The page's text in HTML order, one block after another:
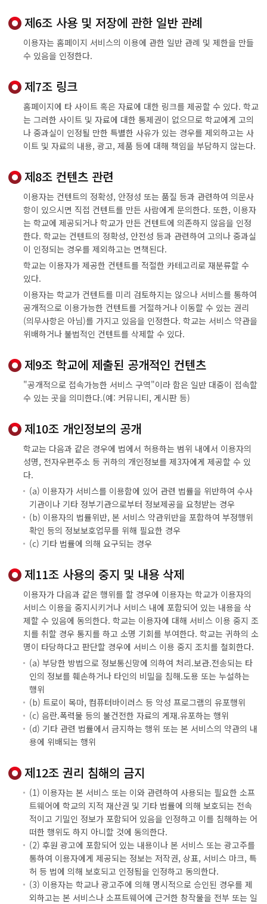
제6조 사용 및 저장에 관한 일반 관례
이용자는 홈페이지 서비스의 이용에 관한 일반 관례 및 제한을 만들
수 있음을 인정한다.
제7조 링크
홈페이지에 타 사이트 혹은 자료에 대한 링크를 제공할 수 있다. 학교
는 그러한 사이트 및 자료에 대한 통제권이 없으므로 학교에게 고의
나 중과실이 인정될 만한 특별한 사유가 있는 경우를 제외하고는 사
이트 및 자료의 내용, 광고, 제품 등에 대해 책임을 부담하지 않는다.
제8조 컨텐츠 관련
이용자는 컨텐트의 정확성, 안정성 또는 품질 등과 관련하여 의문사
항이 있으시면 직접 컨텐트를 만든 사람에게 문의한다. 또한, 이용자
는 학교에 제공되거나 학교가 만든 컨텐트에 의존하지 않음을 인정
한다. 학교는 컨텐트의 정확성, 안전성 등과 관련하여 고의나 중과실
이 인정되는 경우를 제외하고는 면책된다.
학교는 이용자가 제공한 컨텐트를 적절한 카테고리로 재분류할 수
있다.
이용자는 학교가 컨텐트를 미리 검토하지는 않으나 서비스를 통하여
공개적으로 이용가능한 컨텐트를 거절하거나 이동할 수 있는 권리
(의무사항은 아님)를 가지고 있음을 인정한다. 학교는 서비스 약관을
위배하거나 불법적인 컨텐트를 삭제할 수 있다.
제9조 학교에 제출된 공개적인 컨텐츠
"공개적으로 접속가능한 서비스 구역"이라 함은 일반 대중이 접속할
수 있는 곳을 의미한다.(예: 커뮤니티, 게시판 등)
제10조 개인정보의 공개
학교는 다음과 같은 경우에 법에서 허용하는 범위 내에서 이용자의
성명, 전자우편주소 등 귀하의 개인정보를 제3자에게 제공할 수 있
다.
(a) 이용자가 서비스를 이용함에 있어 관련 법률을 위반하여 수사
기관이나 기타 정부기관으로부터 정보제공을 요청받는 경우
(b) 이용자의 법률위반, 본 서비스 약관위반을 포함하여 부정행위
확인 등의 정보보호업무를 위해 필요한 경우
(c) 기타 법률에 의해 요구되는 경우
제11조 사용의 중지 및 내용 삭제
이용자가 다음과 같은 행위를 할 경우에 이용자는 학교가 이용자의
서비스 이용을 중지시키거나 서비스 내에 포함되어 있는 내용을 삭
제할 수 있음에 동의한다. 학교는 이용자에 대해 서비스 이용 중지 조
치를 취할 경우 통지를 하고 소명 기회를 부여한다. 학교는 귀하의 소
명이 타당하다고 판단할 경우에 서비스 이용 중지 조치를 철회한다.
(a) 부당한 방법으로 정보통신망에 의하여 처리.보관.전송되는 타
인의 정보를 훼손하거나 타인의 비밀을 침해.도용 또는 누설하는
행위
(b) 트로이 목마, 컴퓨터바이러스 등 악성 프로그램의 유포행위
(c) 음란.폭력물 등의 불건전한 자료의 게재.유포하는 행위
(d) 기타 관련 법률에서 금지하는 행위 또는 본 서비스의 약관의 내
용에 위배되는 행위
제12조 권리 침해의 금지
(1) 이용자는 본 서비스 또는 이와 관련하여 사용되는 필요한 소프
트웨어에 학교의 지적 재산권 및 기타 법률에 의해 보호되는 전속
적이고 기밀인 정보가 포함되어 있음을 인정하고 이를 침해하는 어
떠한 행위도 하지 아니할 것에 동의한다.
(2) 후원 광고에 포함되어 있는 내용이나 본 서비스 또는 광고주를
통하여 이용자에게 제공되는 정보는 저작권, 상표, 서비스 마크, 특
허 등 법에 의해 보호되고 인정됨을 인정하고 동의한다.
(3) 이용자는 학교나 광고주에 의해 명시적으로 승인된 경우를 제
외하고는 본 서비스나 소프트웨어에 근거한 창작물을 전부 또는 일